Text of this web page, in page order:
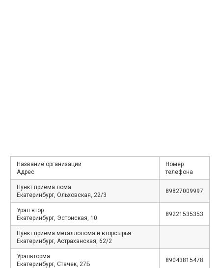
Название организации
Адрес
Номер
телефона
Пункт приема лома
Екатеринбург, Ольховская, 22/3
89827009997
Урал втор
Екатеринбург, Эстонская, 10
89221535353
Пункт приема металлолома и вторсырья
Екатеринбург, Астраханская, 62/2
Уралвторма
Екатеринбург, Стачек, 27Б
89043815478